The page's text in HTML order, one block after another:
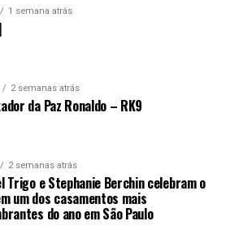
1 semana atrás
2 semanas atrás
da Paz Ronaldo – RK9
2 semanas atrás
Trigo e Stephanie Berchin celebram o
um dos casamentos mais
do ano em São Paulo